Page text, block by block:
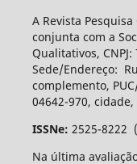
A Revista
conjunta com a
Qualitativos,
Sede/Endereço:
complemento,
04642-970, cidade,
ISSNe: 2525-8222
Na última